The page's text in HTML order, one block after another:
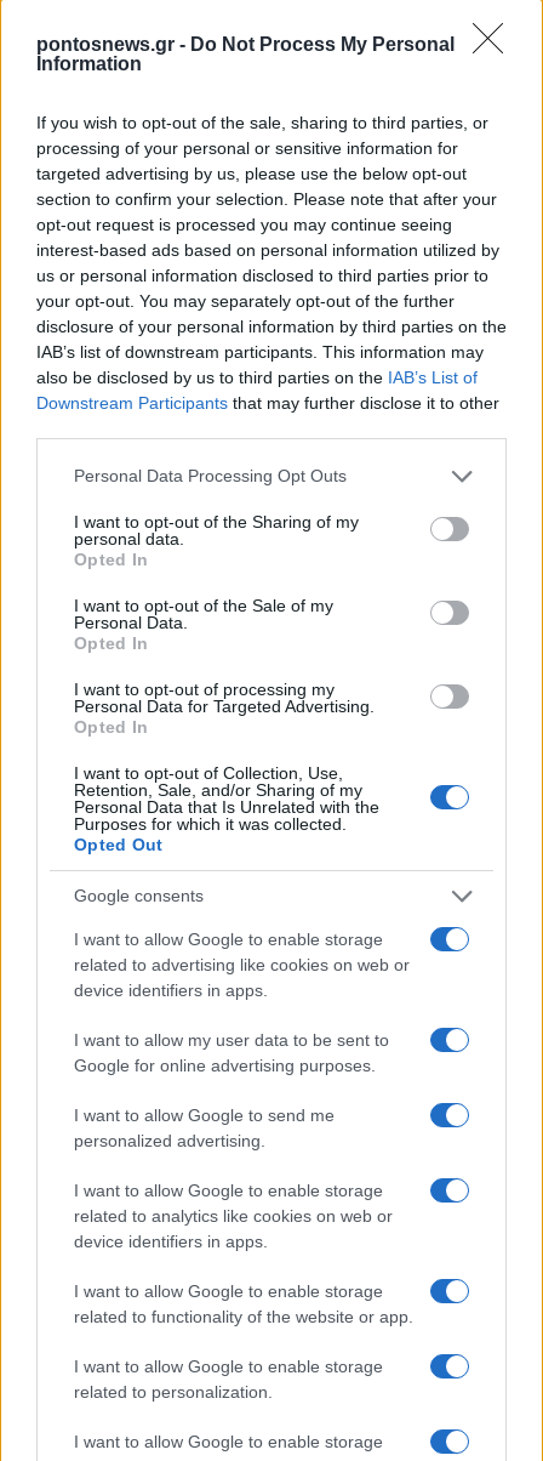
pontosnews.gr - Do Not Process My Personal
Information
If you wish to opt-out of the sale, sharing to third parties, or
processing of your personal or sensitive information for
targeted advertising by us, please use the below opt-out
section to confirm your selection. Please note that after your
opt-out request is processed you may continue seeing
interest-based ads based on personal information utilized by
us or personal information disclosed to third parties prior to
your opt-out. You may separately opt-out of the further
disclosure of your personal information by third parties on the
IAB’s list of downstream participants. This information may
also be disclosed by us to third parties on the IAB’s List of
Downstream Participants that may further disclose it to other
Please note that this website/app uses one or more Google
not limited to your visit or usage behaviour. You may click to
grant or deny consent to Google and its third-party tags to
use your data for below specified purposes in below Google
consent section.
Personal Data Processing Opt Outs
I want to opt-out of the Sharing of my
personal data.
Opted In
I want to opt-out of the Sale of my
Personal Data.
Opted In
I want to opt-out of processing my
Personal Data for Targeted Advertising.
Opted In
I want to opt-out of Collection, Use,
Retention, Sale, and/or Sharing of my
Personal Data that Is Unrelated with the
Purposes for which it was collected.
Opted Out
Google consents
I want to allow Google to enable storage
related to advertising like cookies on web or
device identifiers in apps.
I want to allow my user data to be sent to
Google for online advertising purposes.
I want to allow Google to send me
personalized advertising.
I want to allow Google to enable storage
related to analytics like cookies on web or
device identifiers in apps.
I want to allow Google to enable storage
related to functionality of the website or app.
I want to allow Google to enable storage
related to personalization.
I want to allow Google to enable storage
ΕΛΛΑΔΑ
Ιός Δυτικού Νείλου: 65 κρούσματα έως σήμερα
στην Ελλάδα – Έξι θάνατοι και 23 νέα
6/08/2026 - 9:54πμ
ΕΛΛΑΔΑ
Υπόθεση Μarfin: Στην Ελλάδα φτάνει η 46χρονη
που είχε συλληφθεί στο Λονδίνο
Καιρός: Τοπικά στους 38°C η θερμοκρασία –
Βοριάδες έως και 7 μποφόρ πρόσκαιρα